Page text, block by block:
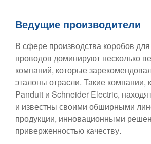
Ведущие производители
В сфере производства коробов
проводов доминируют несколько
компаний, которые
эталоны отрасли. Такие компании,
Panduit и Schneider Electric,
и известны своими обширными
продукции, инновационными
приверженностью качеству.